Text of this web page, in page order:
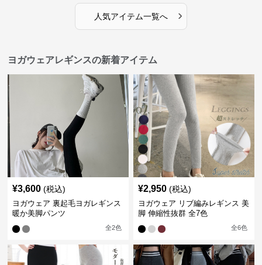
人気アイテム一覧へ ›
ヨガウェアレギンスの新着アイテム
¥3,600 (税込)
ヨガウェア 裏起毛ヨガレギンス
暖か美脚パンツ
全2色
¥2,950 (税込)
ヨガウェア リブ編みレギンス 美
脚 伸縮性抜群 全7色
全6色